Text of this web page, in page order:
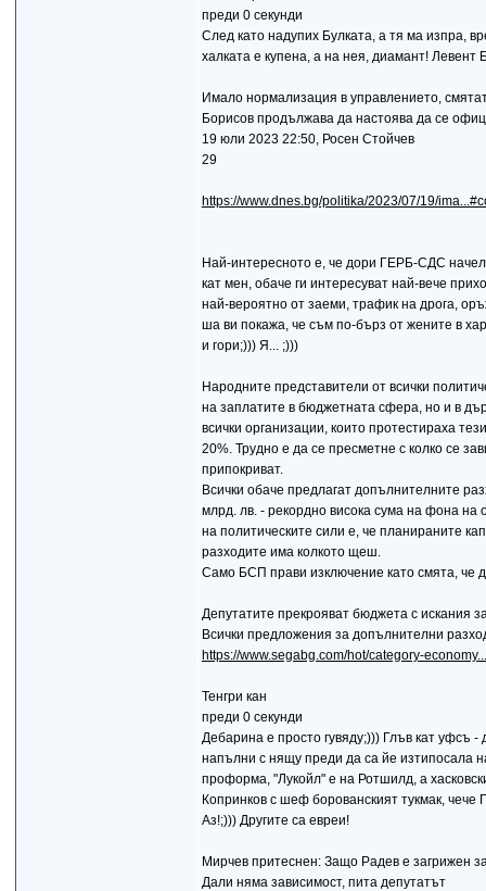
преди 0 секунди
След като надупих Булката, а тя ма изпра,
халката е купена, а на нея, диамант! Левент
Имало нормализация в управлението,
Борисов продължава да настоява да се
19 юли 2023 22:50, Росен Стойчев
29
https://www.dnes.bg/politika/2023/07/19/
Най-интересното е, че дори ГЕРБ-СДС
кат мен, обаче ги интересуват най-вече
най-вероятно от заеми, трафик на дрога,
ша ви покажа, че съм по-бърз от жените в
и гори;))) Я... ;)))
Народните представители от всички
на заплатите в бюджетната сфера, но и в
всички организации, които протестираха
20%. Трудно е да се пресметне с колко се
припокриват.
Всички обаче предлагат допълнителните
млрд. лв. - рекордно висока сума на фона
на политическите сили е, че планираните
разходите има колкото щеш.
Само БСП прави изключение като смята, че
Депутатите прекрояват бюджета с искания
Всички предложения за допълнителни
https://www.segabg.com/hot/category-
Тенгри кан
преди 0 секунди
Дебарина е просто гувяду;))) Глъв кат уфсъ
напълни с нящу преди да са йе изтипосала
проформа, "Лукойл" е на Ротшилд, а
Копринков с шеф борованският тукмак,
Аз!;))) Другите са евреи!
Мирчев притеснен: Защо Радев е загрижен
Дали няма зависимост, пита депутатът